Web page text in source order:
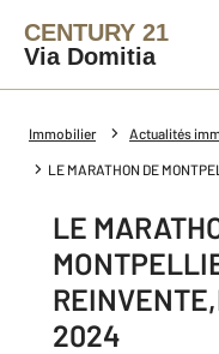
CENTURY 21
Via Domitia
Immobilier Actualités
LE MARATHON DE
LE
2024